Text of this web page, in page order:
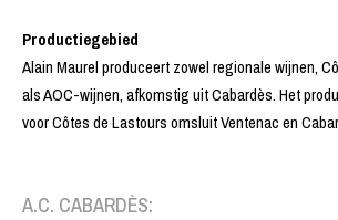
Productiegebied
Alain Maurel produceert zowel regionale wijnen,
als AOC-wijnen, afkomstig uit Cabardès. Het
voor Côtes de Lastours omsluit Ventenac en
A.C. CABARDÈS: